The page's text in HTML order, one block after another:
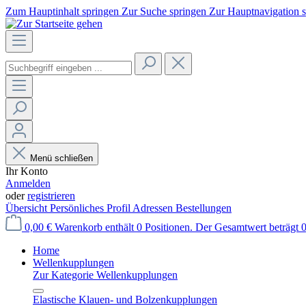
Zum Hauptinhalt springen Zur Suche springen Zur Hauptnavigation
Menü schließen
Ihr Konto
Anmelden
oderregistrieren
Übersicht Persönliches Profil Adressen Bestellungen
0,00 € Warenkorb enthält 0 Positionen. Der Gesamtwert beträgt
Home
Wellenkupplungen
Zur Kategorie Wellenkupplungen
Elastische Klauen- und Bolzenkupplungen